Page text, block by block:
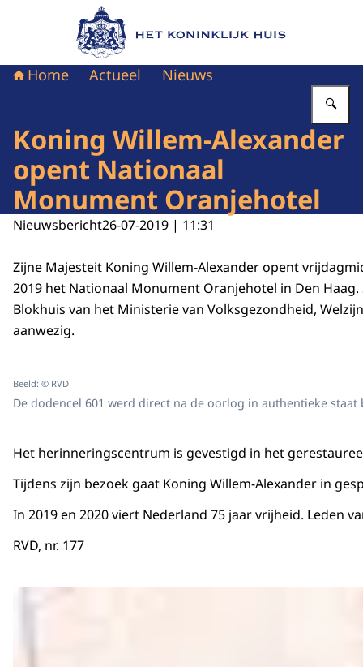
Naar de homepage van Het Koninklijk Huis
Home Actueel Nieuws
Koning Willem-Alexander
opent Nationaal
Monument Oranjehotel
Nieuwsbericht26-07-2019 | 11:31
Zijne Majesteit Koning Willem-Alexander opent
2019 het Nationaal Monument Oranjehotel in Den
Blokhuis van het Ministerie van Volksgezondheid,
aanwezig.
Beeld: © RVD
De dodencel 601 werd direct na de oorlog in authentieke
Het herinneringscentrum is gevestigd in het
Tijdens zijn bezoek gaat Koning Willem-Alexander in
In 2019 en 2020 viert Nederland 75 jaar vrijheid. Leden
RVD, nr. 177